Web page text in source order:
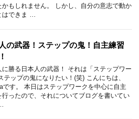
かもしれません。 しかし、自分の意志で動か
はできま …
の武器！ステップの鬼！自主練習
に勝る日本人の武器！ それは「ステップワー
テップの鬼になりたい！(笑) こんにちは、
です。 本日はステップワークを中心に自主
行ったので、それについてブログを書いてい